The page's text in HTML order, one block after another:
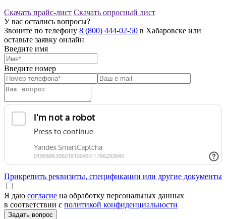
Скачать прайс-лист Скачать опросный лист
У вас остались вопросы?
Звоните по телефону 8 (800) 444-02-50 в Хабаровске или
оставьте заявку онлайн
Введите имя
Введите номер
Прикрепить реквизиты, спецификации или другие документы
Я даю согласие на обработку персональных данных
в соответствии с политикой конфиденциальности